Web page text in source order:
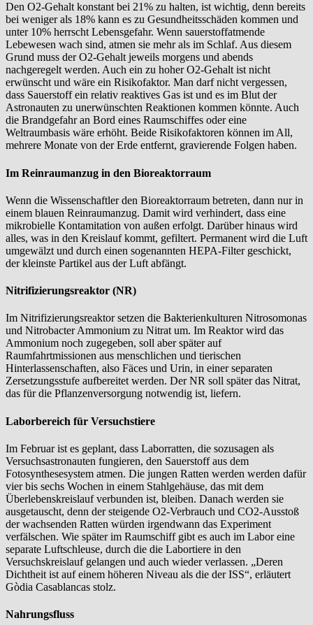
Den O2-Gehalt konstant bei 21% zu halten, ist wichtig, denn bereits
bei weniger als 18% kann es zu Gesundheitsschäden kommen und
unter 10% herrscht Lebensgefahr. Wenn sauerstoffatmende
Lebewesen wach sind, atmen sie mehr als im Schlaf. Aus diesem
Grund muss der O2-Gehalt jeweils morgens und abends
nachgeregelt werden. Auch ein zu hoher O2-Gehalt ist nicht
erwünscht und wäre ein Risikofaktor. Man darf nicht vergessen,
dass Sauerstoff ein relativ reaktives Gas ist und es im Blut der
Astronauten zu unerwünschten Reaktionen kommen könnte. Auch
die Brandgefahr an Bord eines Raumschiffes oder eine
Weltraumbasis wäre erhöht. Beide Risikofaktoren können im All,
mehrere Monate von der Erde entfernt, gravierende Folgen haben.
Im Reinraumanzug in den Bioreaktorraum
Wenn die Wissenschaftler den Bioreaktorraum betreten, dann nur in
einem blauen Reinraumanzug. Damit wird verhindert, dass eine
mikrobielle Kontamitation von außen erfolgt. Darüber hinaus wird
alles, was in den Kreislauf kommt, gefiltert. Permanent wird die Luft
umgewälzt und durch einen sogenannten HEPA-Filter geschickt,
der kleinste Partikel aus der Luft abfängt.
Nitrifizierungsreaktor (NR)
Im Nitrifizierungsreaktor setzen die Bakterienkulturen Nitrosomonas
und Nitrobacter Ammonium zu Nitrat um. Im Reaktor wird das
Ammonium noch zugegeben, soll aber später auf
Raumfahrtmissionen aus menschlichen und tierischen
Hinterlassenschaften, also Fäces und Urin, in einer separaten
Zersetzungsstufe aufbereitet werden. Der NR soll später das Nitrat,
das für die Pflanzenversorgung notwendig ist, liefern.
Laborbereich für Versuchstiere
Im Februar ist es geplant, dass Laborratten, die sozusagen als
Versuchsastronauten fungieren, den Sauerstoff aus dem
Fotosynthesesystem atmen. Die jungen Ratten werden werden dafür
vier bis sechs Wochen in einem Stahlgehäuse, das mit dem
Überlebenskreislauf verbunden ist, bleiben. Danach werden sie
ausgetauscht, denn der steigende O2-Verbrauch und CO2-Ausstoß
der wachsenden Ratten würden irgendwann das Experiment
verfälschen. Wie später im Raumschiff gibt es auch im Labor eine
separate Luftschleuse, durch die die Labortiere in den
Versuchskreislauf gelangen und auch wieder verlassen. „Deren
Dichtheit ist auf einem höheren Niveau als die der ISS“, erläutert
Gòdia Casablancas stolz.
Nahrungsfluss